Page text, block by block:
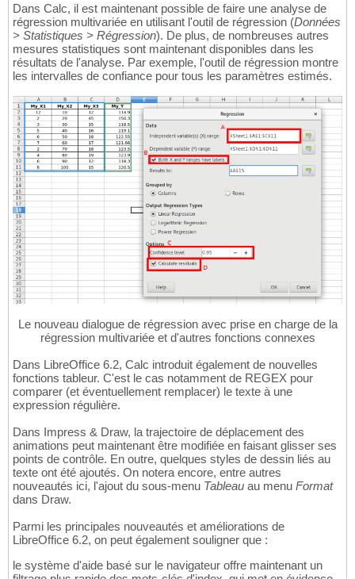
Dans Calc, il est maintenant possible de faire une analyse de
régression multivariée en utilisant l'outil de régression (Données
> Statistiques > Régression). De plus, de nombreuses autres
mesures statistiques sont maintenant disponibles dans les
résultats de l'analyse. Par exemple, l'outil de régression montre
les intervalles de confiance pour tous les paramètres estimés.
Le nouveau dialogue de régression avec prise en charge de la
régression multivariée et d'autres fonctions connexes
Dans LibreOffice 6.2, Calc introduit également de nouvelles
fonctions tableur. C'est le cas notamment de REGEX pour
comparer (et éventuellement remplacer) le texte à une
expression régulière.
Dans Impress & Draw, la trajectoire de déplacement des
animations peut maintenant être modifiée en faisant glisser ses
points de contrôle. En outre, quelques styles de dessin liés au
texte ont été ajoutés. On notera encore, entre autres
nouveautés ici, l'ajout du sous-menu Tableau au menu Format
dans Draw.
Parmi les principales nouveautés et améliorations de
LibreOffice 6.2, on peut également souligner que :
le système d'aide basé sur le navigateur offre maintenant un